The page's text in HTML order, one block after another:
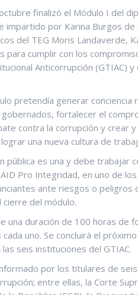
finalizó el Módulo I del
impartido por Karina Burgos
del TEG Moris Landaverde,
para cumplir con los
Anticorrupción (GTIAC)
pretendía generar
fortalecer el
contra la corrupción y crear
una nueva cultura de
pública es una y debe
Pro Integridad, en uno de
ante riesgos o peligros
cierre del módulo.
una duración de 100 horas
cada uno. Se concluirá el
seis instituciones del GTIAC.
por los titulares de
entre ellas, la Corte